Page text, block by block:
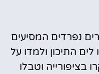
מחולק ל-15 אזורים נפרדים המסיעים
התיכון ולמדו על
בציפורייה וטבלו